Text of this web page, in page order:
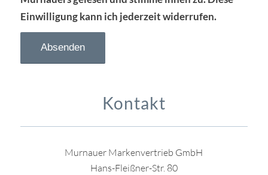
Einwilligung kann ich jederzeit widerrufen.
Kontakt
Murnauer Markenvertrieb GmbH
Hans-Fleißner-Str. 80